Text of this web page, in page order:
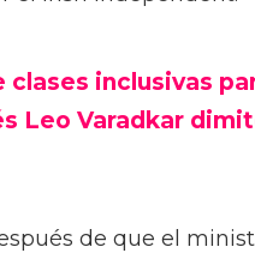
clases inclusivas
Leo Varadkar
de que el